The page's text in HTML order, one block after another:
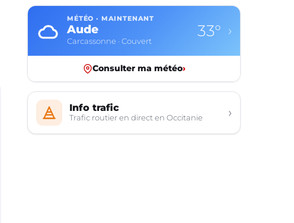
MÉTÉO · MAINTENANT
Aveyron
Rodez · Ciel dégagé
28° ›
Consulter ma météo›
Info trafic
Trafic routier en direct en Occitanie ›